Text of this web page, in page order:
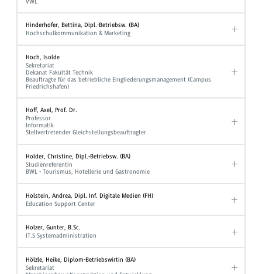
Hinderhofer, Bettina, Dipl.-Betriebsw. (BA)
Hochschulkommunikation & Marketing
Hoch, Isolde
Sekretariat
Dekanat Fakultät Technik
Beauftragte für das betriebliche Eingliederungsmanagement (Campus
Friedrichshafen)
Hoff, Axel, Prof. Dr.
Professor
Informatik
Stellvertretender Gleichstellungsbeauftragter
Holder, Christine, Dipl.-Betriebsw. (BA)
Studienreferentin
BWL - Tourismus, Hotellerie und Gastronomie
Holstein, Andrea, Dipl. Inf. Digitale Medien (FH)
Education Support Center
Holzer, Gunter, B.Sc.
IT.S Systemadministration
Hölzle, Heike, Diplom-Betriebswirtin (BA)
Sekretariat